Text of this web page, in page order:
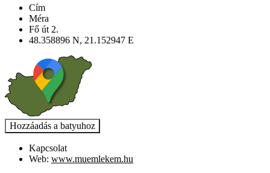
Cím
Méra
Fő út 2.
48.358896 N, 21.152947 E
Kapcsolat
Web: www.muemlekem.hu